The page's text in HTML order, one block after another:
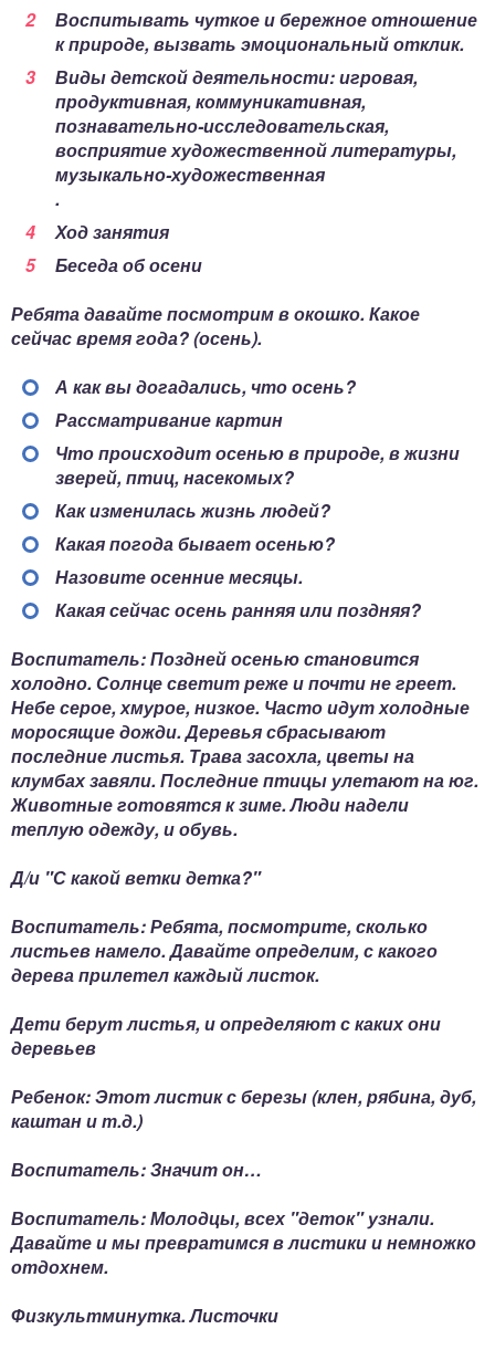
Воспитывать чуткое и бережное отношение
к природе, вызвать эмоциональный отклик.
Виды детской деятельности: игровая,
продуктивная, коммуникативная,
познавательно-исследовательская,
восприятие художественной литературы,
музыкально-художественная
.
Ход занятия
Беседа об осени
Ребята давайте посмотрим в окошко. Какое
сейчас время года? (осень).
А как вы догадались, что осень?
Рассматривание картин
Что происходит осенью в природе, в жизни
зверей, птиц, насекомых?
Как изменилась жизнь людей?
Какая погода бывает осенью?
Назовите осенние месяцы.
Какая сейчас осень ранняя или поздняя?
Воспитатель: Поздней осенью становится
холодно. Солнце светит реже и почти не греет.
Небе серое, хмурое, низкое. Часто идут холодные
моросящие дожди. Деревья сбрасывают
последние листья. Трава засохла, цветы на
клумбах завяли. Последние птицы улетают на юг.
Животные готовятся к зиме. Люди надели
теплую одежду, и обувь.
Д/и "С какой ветки детка?"
Воспитатель: Ребята, посмотрите, сколько
листьев намело. Давайте определим, с какого
дерева прилетел каждый листок.
Дети берут листья, и определяют с каких они
деревьев
Ребенок: Этот листик с березы (клен, рябина, дуб,
каштан и т.д.)
Воспитатель: Значит он…
Воспитатель: Молодцы, всех "деток" узнали.
Давайте и мы превратимся в листики и немножко
отдохнем.
Физкультминутка. Листочки